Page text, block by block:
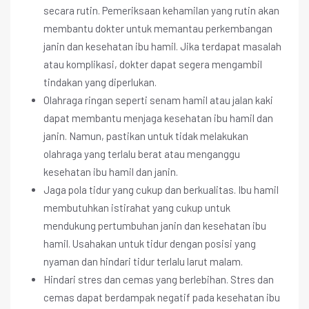
secara rutin. Pemeriksaan kehamilan yang rutin akan
membantu dokter untuk memantau perkembangan
janin dan kesehatan ibu hamil. Jika terdapat masalah
atau komplikasi, dokter dapat segera mengambil
tindakan yang diperlukan.
Olahraga ringan seperti senam hamil atau jalan kaki
dapat membantu menjaga kesehatan ibu hamil dan
janin. Namun, pastikan untuk tidak melakukan
olahraga yang terlalu berat atau menganggu
kesehatan ibu hamil dan janin.
Jaga pola tidur yang cukup dan berkualitas. Ibu hamil
membutuhkan istirahat yang cukup untuk
mendukung pertumbuhan janin dan kesehatan ibu
hamil. Usahakan untuk tidur dengan posisi yang
nyaman dan hindari tidur terlalu larut malam.
Hindari stres dan cemas yang berlebihan. Stres dan
cemas dapat berdampak negatif pada kesehatan ibu